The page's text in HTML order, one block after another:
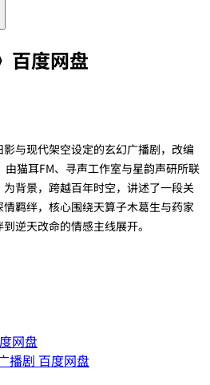
百度网盘
影与现代架空设定的玄幻广播剧，改编
猫耳FM、寻声工作室与星韵声研所联
背景，跨越百年时空，讲述了一段关
羁绊，核心围绕天算子木葛生与药家
逆天改命的情感主线展开。
网盘
播剧 百度网盘